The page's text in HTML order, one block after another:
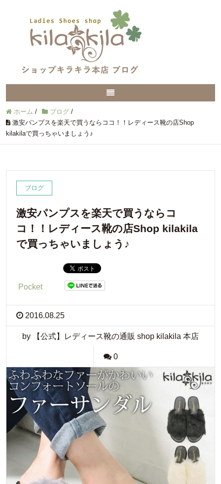
ホーム / ブログ /
激安パンプスを楽天で買うならココ！！レディース靴の店Shop
kilakilaで買っちゃいましょう♪
ブログ
激安パンプスを楽天で買うならコ
コ！！レディース靴の店Shop kilakila
で買っちゃいましょう♪
Pocket
2016.08.25
by 【公式】レディース靴の通販 shop kilakila 本店
0